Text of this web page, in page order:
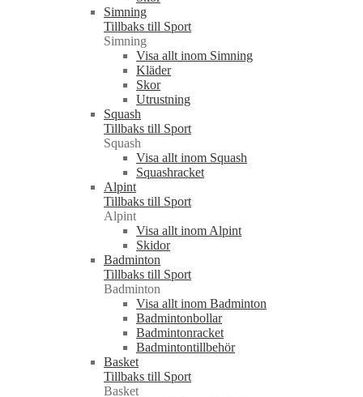
Simning
Tillbaks till Sport
Simning
Visa allt inom Simning
Kläder
Skor
Utrustning
Squash
Tillbaks till Sport
Squash
Visa allt inom Squash
Squashracket
Alpint
Tillbaks till Sport
Alpint
Visa allt inom Alpint
Skidor
Badminton
Tillbaks till Sport
Badminton
Visa allt inom Badminton
Badmintonbollar
Badmintonracket
Badmintontillbehör
Basket
Tillbaks till Sport
Basket